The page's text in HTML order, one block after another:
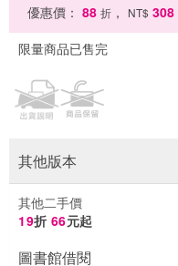
優惠價： 88 折 ， NT$ 308
限量商品已售完
其他版本
其他二手價
19折 66元起
圖書館借閱